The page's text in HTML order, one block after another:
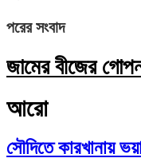
পরের সংবাদ
জামের বীজের
আরো
সৌদিতে কারখানায়